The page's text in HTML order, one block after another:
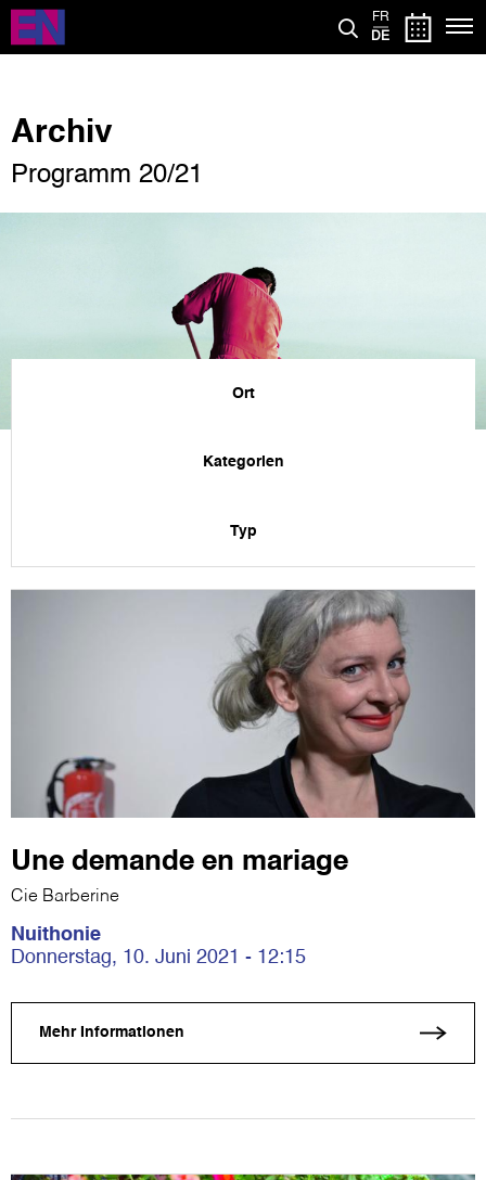
Direkt
zum
Inhalt
FR
DE
Archiv
Programm 20/21
Ort
Kategorien
Typ
Une demande en mariage
Cie Barberine
Nuithonie
Donnerstag, 10. Juni 2021 - 12:15
Mehr Informationen